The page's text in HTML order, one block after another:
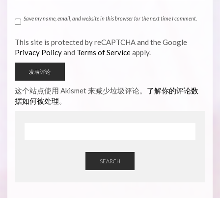
Save my name, email, and website in this browser for the next time I comment.
This site is protected by reCAPTCHA and the Google
Privacy Policyand Terms of Serviceapply.
这个站点使用 Akismet 来减少垃圾评论。 了解你的评论数
据如何被处理
SEARCH